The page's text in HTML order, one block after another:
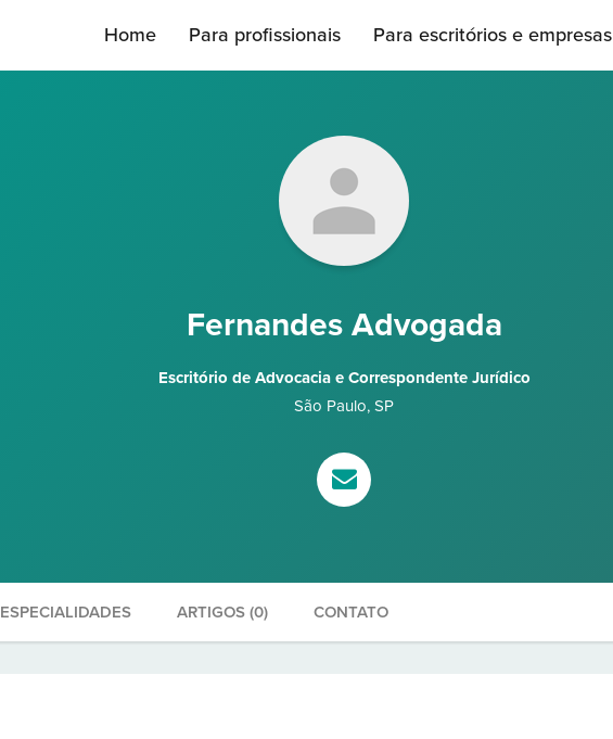
Home Para profissionais Para escritórios e empresas
Fernandes Advogada
Escritório de Advocacia e Correspondente Jurídico
São Paulo, SP
ESPECIALIDADES ARTIGOS (0) CONTATO